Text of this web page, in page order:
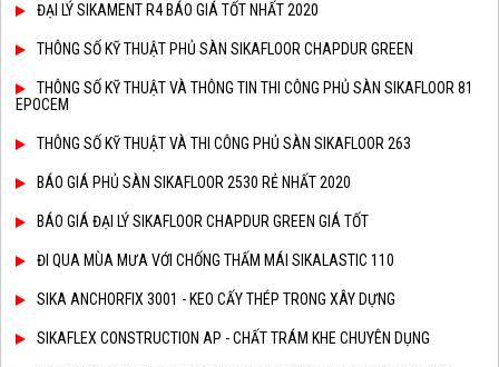
ĐẠI LÝ SIKAMENT R4 BÁO GIÁ TỐT NHẤT 2020
THÔNG SỐ KỸ THUẬT PHỦ SÀN SIKAFLOOR CHAPDUR GREEN
THÔNG SỐ KỸ THUẬT VÀ THÔNG TIN THI CÔNG PHỦ SÀN SIKAFLOOR 81
EPOCEM
THÔNG SỐ KỸ THUẬT VÀ THI CÔNG PHỦ SÀN SIKAFLOOR 263
BÁO GIÁ PHỦ SÀN SIKAFLOOR 2530 RẺ NHẤT 2020
BÁO GIÁ ĐẠI LÝ SIKAFLOOR CHAPDUR GREEN GIÁ TỐT
ĐI QUA MÙA MƯA VỚI CHỐNG THẤM MÁI SIKALASTIC 110
SIKA ANCHORFIX 3001 - KEO CẤY THÉP TRONG XÂY DỰNG
SIKAFLEX CONSTRUCTION AP - CHẤT TRÁM KHE CHUYÊN DỤNG